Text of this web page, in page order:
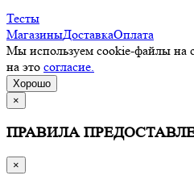
Тесты
МагазиныДоставкаОплата
Мы используем cookie-файлы на
на это согласие.
Хорошо
×
ПРАВИЛА
×